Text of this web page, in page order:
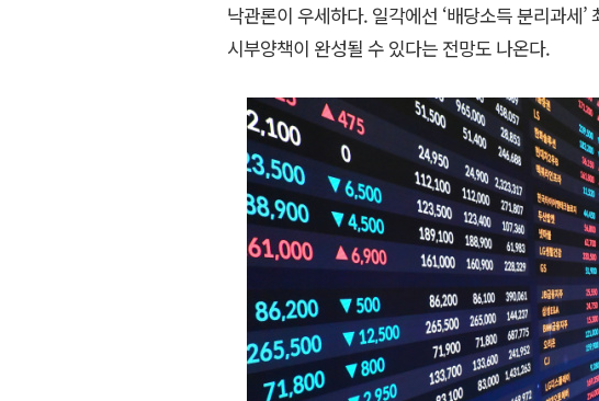
낙관론이 우세하다. 일각에선 ‘배당소득 분리과세
시부양책이 완성될 수 있다는 전망도 나온다.